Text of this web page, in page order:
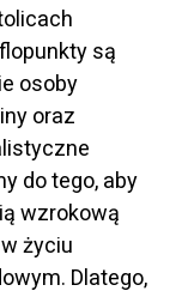
są
osoby
oraz
do tego, aby
wzrokową
życiu
Dlatego,